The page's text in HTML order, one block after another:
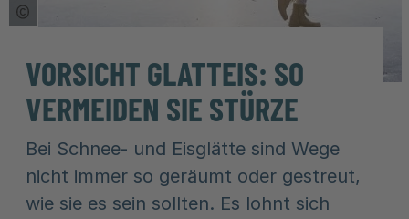
Copyright Tooltip öffnen
VORSICHT GLATTEIS: SO
VERMEIDEN SIE STÜRZE
Bei Schnee- und Eisglätte sind Wege
nicht immer so geräumt oder gestreut,
wie sie es sein sollten. Es lohnt sich